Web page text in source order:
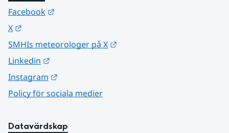
Facebook
X
SMHIs meteorologer på X
Linkedin
Instagram
Policy för sociala medier
Datavärdskap